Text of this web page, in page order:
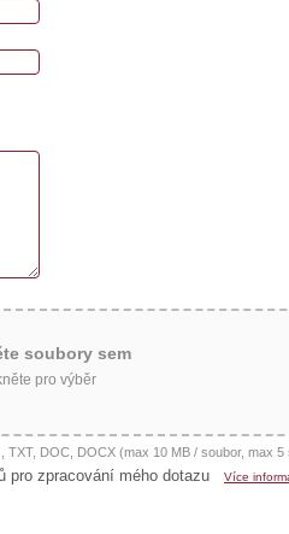
soubory sem
pro výběr
TXT, DOC, DOCX (max 10 MB / soubor, max 5
pro zpracování mého dotazu Více